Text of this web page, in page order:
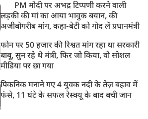
PM मोदी पर अभद्र टिप्पणी करने वाली
लड़की की मां का आया भावुक बयान, की
अजीबोगरीब मांग, कहा-बेटी को गोद लें प्रधानमंत्री
फोन पर 50 हजार की रिश्वत मांग रहा था सरकारी
बाबू, सुन रहे थे मंत्री, फिर जो किया, वो सोशल
मीडिया पर छा गया
पिकनिक मनाने गए 4 युवक नदी के तेज़ बहाव में
फंसे, 11 घंटे के सफल रेस्क्यू के बाद बची जान